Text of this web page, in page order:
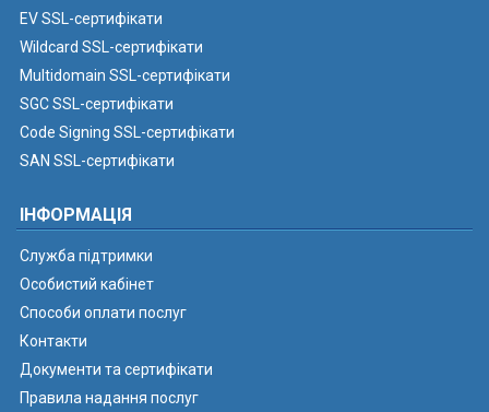
EV SSL-сертифікати
Wildcard SSL-сертифікати
Multidomain SSL-сертифікати
SGC SSL-сертифікати
Code Signing SSL-сертифікати
SAN SSL-сертифікати
ІНФОРМАЦІЯ
Служба підтримки
Особистий кабінет
Способи оплати послуг
Контакти
Документи та сертифікати
Правила надання послуг